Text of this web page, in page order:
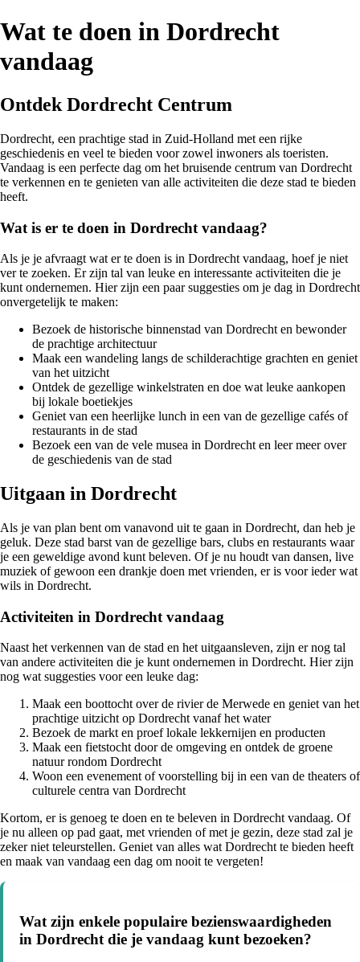
Wat te doen in Dordrecht
vandaag
Ontdek Dordrecht Centrum
Dordrecht, een prachtige stad in Zuid-Holland met een rijke
geschiedenis en veel te bieden voor zowel inwoners als toeristen.
Vandaag is een perfecte dag om het bruisende centrum van Dordrecht
te verkennen en te genieten van alle activiteiten die deze stad te bieden
heeft.
Wat is er te doen in Dordrecht vandaag?
Als je je afvraagt wat er te doen is in Dordrecht vandaag, hoef je niet
ver te zoeken. Er zijn tal van leuke en interessante activiteiten die je
kunt ondernemen. Hier zijn een paar suggesties om je dag in Dordrecht
onvergetelijk te maken:
Bezoek de historische binnenstad van Dordrecht en bewonder
de prachtige architectuur
Maak een wandeling langs de schilderachtige grachten en geniet
van het uitzicht
Ontdek de gezellige winkelstraten en doe wat leuke aankopen
bij lokale boetiekjes
Geniet van een heerlijke lunch in een van de gezellige cafés of
restaurants in de stad
Bezoek een van de vele musea in Dordrecht en leer meer over
de geschiedenis van de stad
Uitgaan in Dordrecht
Als je van plan bent om vanavond uit te gaan in Dordrecht, dan heb je
geluk. Deze stad barst van de gezellige bars, clubs en restaurants waar
je een geweldige avond kunt beleven. Of je nu houdt van dansen, live
muziek of gewoon een drankje doen met vrienden, er is voor ieder wat
wils in Dordrecht.
Activiteiten in Dordrecht vandaag
Naast het verkennen van de stad en het uitgaansleven, zijn er nog tal
van andere activiteiten die je kunt ondernemen in Dordrecht. Hier zijn
nog wat suggesties voor een leuke dag:
Maak een boottocht over de rivier de Merwede en geniet van het
prachtige uitzicht op Dordrecht vanaf het water
Bezoek de markt en proef lokale lekkernijen en producten
Maak een fietstocht door de omgeving en ontdek de groene
natuur rondom Dordrecht
Woon een evenement of voorstelling bij in een van de theaters of
culturele centra van Dordrecht
Kortom, er is genoeg te doen en te beleven in Dordrecht vandaag. Of
je nu alleen op pad gaat, met vrienden of met je gezin, deze stad zal je
zeker niet teleurstellen. Geniet van alles wat Dordrecht te bieden heeft
en maak van vandaag een dag om nooit te vergeten!
Wat zijn enkele populaire bezienswaardigheden
in Dordrecht die je vandaag kunt bezoeken?